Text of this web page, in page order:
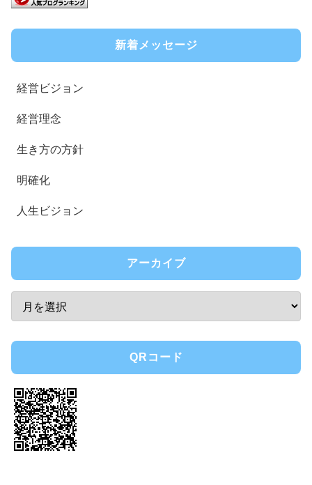
新着メッセージ
経営ビジョン
経営理念
生き方の方針
明確化
人生ビジョン
アーカイブ
QRコード